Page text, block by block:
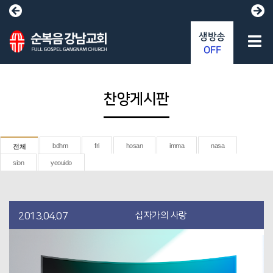
찬양게시판
전체 bdhm fri hosan imma nasa
sion yeouido
2013.04.07 십자가의 사랑
생방송
OFF